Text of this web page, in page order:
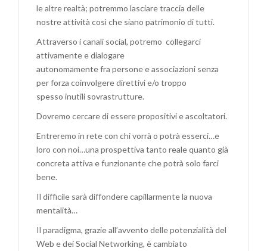
le altre realtà; potremmo lasciare traccia delle
nostre attività così che siano patrimonio di tutti.
Attraverso i canali social, potremo collegarci
attivamente e dialogare
autonomamente fra persone e associazioni senza
per forza coinvolgere direttivi e/o troppo
spesso inutili sovrastrutture.
Dovremo cercare di essere propositivi e ascoltatori.
Entreremo in rete con chi vorrà o potrà esserci…e
loro con noi…una prospettiva tanto reale quanto già
concreta attiva e funzionante che potrà solo farci
bene.
Il difficile sarà diffondere capillarmente la nuova
mentalità…
Il paradigma, grazie all’avvento delle potenzialità del
Web e dei Social Networking, è cambiato